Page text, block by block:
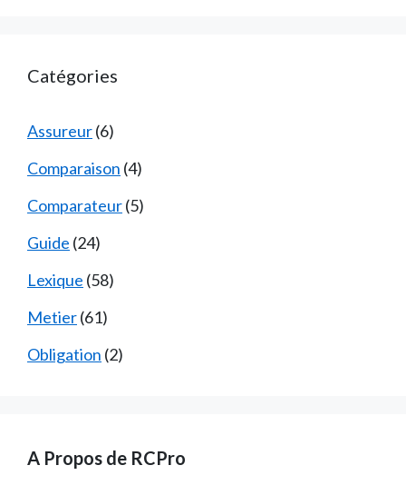
Catégories
Assureur(6)
Comparaison (4)
Comparateur(5)
Guide (24)
Lexique (58)
Metier(61)
Obligation (2)
A Propos de RCPro